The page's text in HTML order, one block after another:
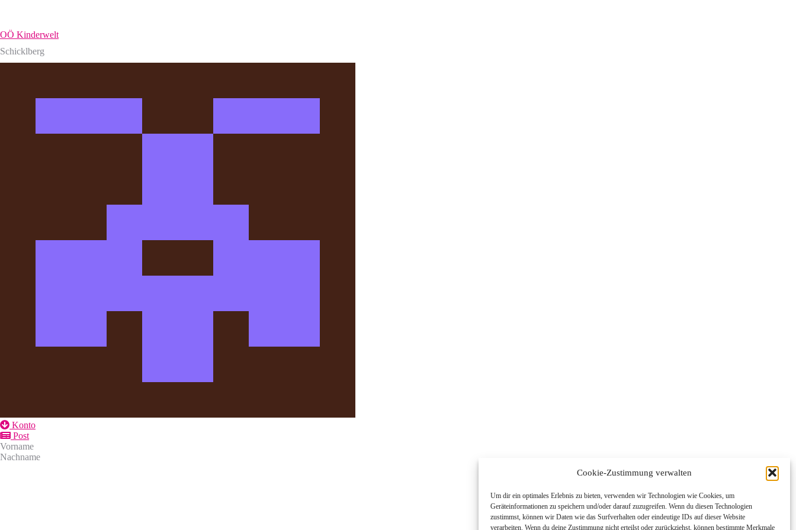
Cookie-Zustimmung verwalten
Um dir ein optimales Erlebnis zu bieten, verwenden wir Technologien wie Cookies, um
Geräteinformationen zu speichern und/oder darauf zuzugreifen. Wenn du diesen Technologien
zustimmst, können wir Daten wie das Surfverhalten oder eindeutige IDs auf dieser Website
verarbeiten. Wenn du deine Zustimmung nicht erteilst oder zurückziehst, können bestimmte Merkmale
OÖ Kinderwelt
Schicklberg
Konto
Post
Vorname
Nachname